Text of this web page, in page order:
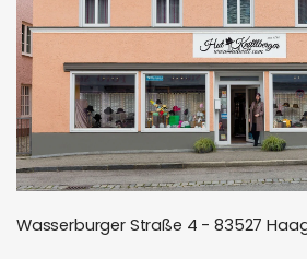
Wasserburger Straße 4 - 83527